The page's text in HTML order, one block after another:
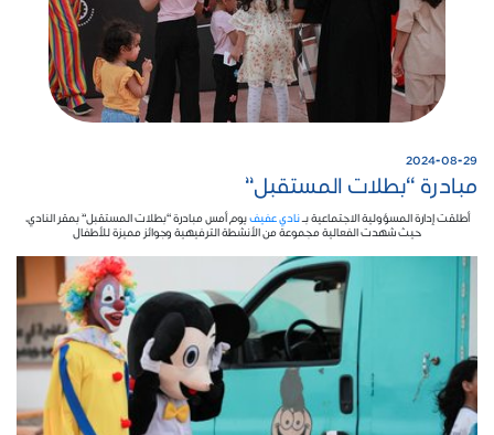
2024-08-29
مبادرة “بطلات المستقبل”
أطلقت إدارة المسؤولية الاجتماعية بـنادي عفيفيوم أمس مبادرة “بطلات المستقبل” بمقر النادي،
حيث شهدت الفعالية مجموعة من الأنشطة الترفيهية وجوائز مميزة للأطفال